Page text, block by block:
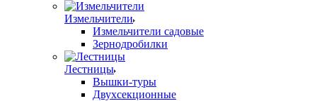
Измельчители
Измельчители садовые
Зернодробилки
Лестницы
Вышки-туры
Двухсекционные